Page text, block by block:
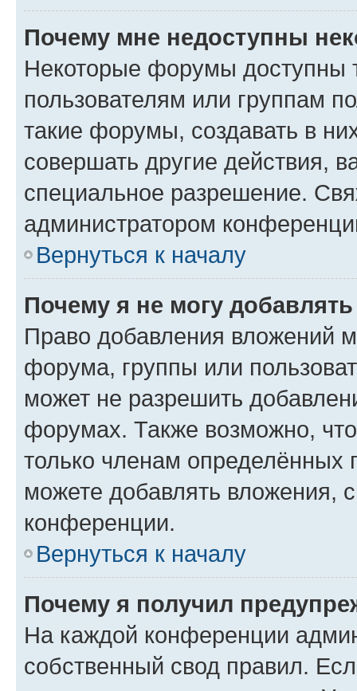
Почему мне недоступны
Некоторые форумы доступны
пользователям или группам
такие форумы, создавать в
совершать другие действия,
специальное разрешение.
администратором
Вернуться к началу
Почему я не могу
Право добавления вложений
форума, группы или
может не разрешить
форумах. Также возможно,
только членам определённых
можете добавлять вложения,
конференции.
Вернуться к началу
Почему я получил
На каждой конференции
собственный свод правил.